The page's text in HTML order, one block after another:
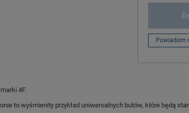
Powiadom
4F.
to wyśmienity przykład uniwersalnych butów, które będą